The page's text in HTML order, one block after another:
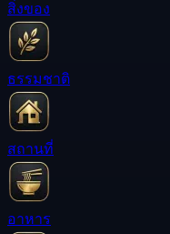
สิ่งของ
ธรรมชาติ
สถานที่
อาหาร